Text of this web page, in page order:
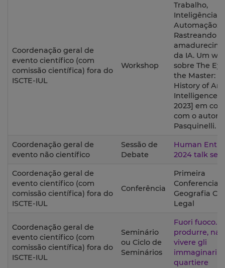
Coordenação geral de
evento científico (com
comissão científica) fora do
ISCTE-IUL
Workshop
Trabalho,
Inteligência,
Automação:
Rastreando o
da IA. Um
sobre The
the Master: A
History of
Intelligence
2023] em
com o autor,
Pasquinelli.
Coordenação geral de
evento não científico
Sessão de
Debate
Human
2024 talk
Coordenação geral de
evento científico (com
comissão científica) fora do
ISCTE-IUL
Conferência
Primeira
Conferencia
Geografia
Legal
Coordenação geral de
evento científico (com
comissão científica) fora do
ISCTE-IUL
Seminário
ou Ciclo de
Seminários
Fuori fuoco.
produrre,
vivere gli
immaginari
quartiere